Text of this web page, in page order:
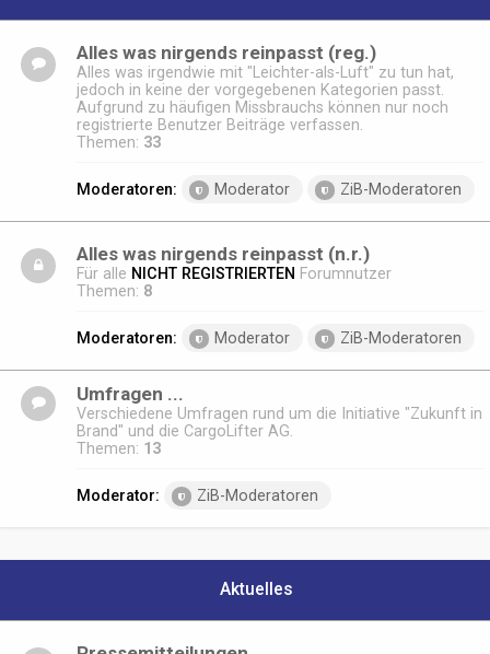
Alles was nirgends reinpasst (reg.)
Alles was irgendwie mit "Leichter-als-Luft" zu tun hat,
jedoch in keine der vorgegebenen Kategorien passt.
Aufgrund zu häufigen Missbrauchs können nur noch
registrierte Benutzer Beiträge verfassen.
Themen: 33
Moderatoren: Moderator ZiB-Moderatoren
Alles was nirgends reinpasst (n.r.)
Für alle NICHT REGISTRIERTEN Forumnutzer
Themen: 8
Moderatoren: Moderator ZiB-Moderatoren
Umfragen ...
Verschiedene Umfragen rund um die Initiative "Zukunft in
Brand" und die CargoLifter AG.
Themen: 13
Moderator: ZiB-Moderatoren
Aktuelles